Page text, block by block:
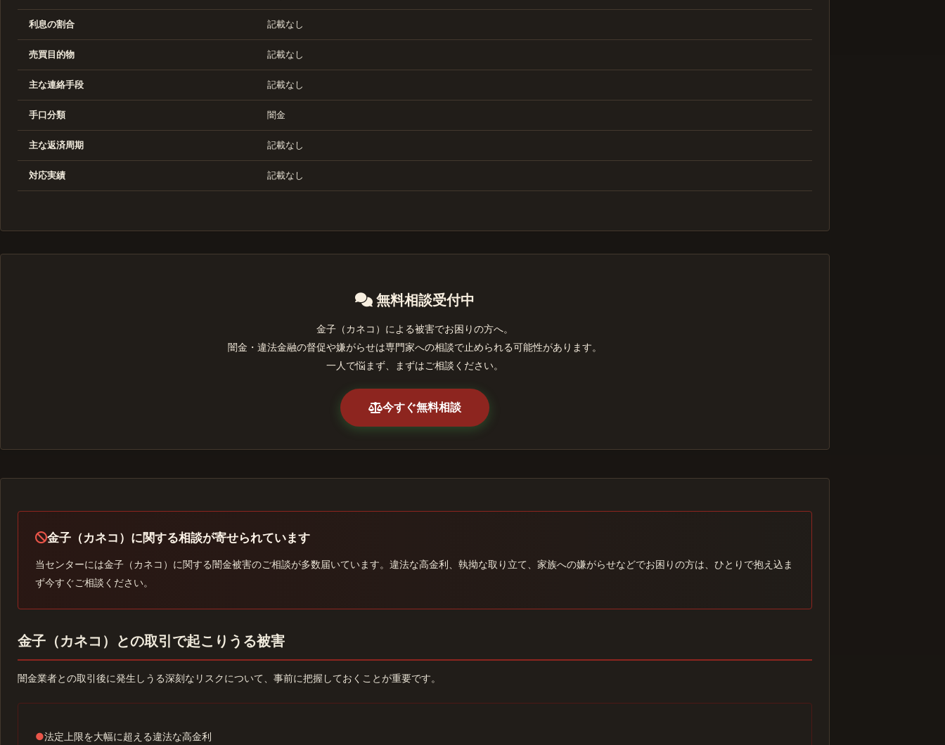
利息の割合 記載なし
売買目的物 記載なし
主な連絡手段 記載なし
手口分類 闇金
主な返済周期 記載なし
対応実績 記載なし
無料相談受付中
金子（カネコ）による被害でお困りの方へ。
闇金・違法金融の督促や嫌がらせは専門家への相談で止められる可能性があります。
一人で悩まず、まずはご相談ください。
今すぐ無料相談
金子（カネコ）に関する相談が寄せられています
当センターには金子（カネコ）に関する闇金被害のご相談が多数届いています。違法な高金利、執拗な取り立て、家族への嫌がらせなどでお困りの方は、ひとりで抱え込ま
ず今すぐご相談ください。
金子（カネコ）との取引で起こりうる被害
闇金業者との取引後に発生しうる深刻なリスクについて、事前に把握しておくことが重要です。
●法定上限を大幅に超える違法な高金利